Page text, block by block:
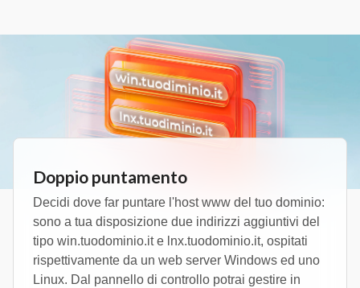
Doppio puntamento
Decidi dove far puntare l'host www del tuo dominio:
sono a tua disposizione due indirizzi aggiuntivi del
tipo win.tuodominio.it e lnx.tuodominio.it, ospitati
rispettivamente da un web server Windows ed uno
Linux. Dal pannello di controllo potrai gestire in